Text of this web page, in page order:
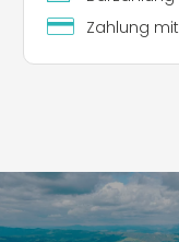
Zahlung